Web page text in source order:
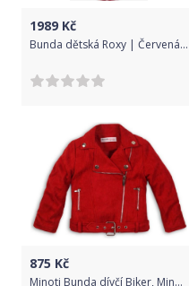
1989 Kč
Bunda dětská Roxy | Červená | Dívčí | 14/XL
875 Kč
Minoti Bunda dívčí Biker, Minoti, REBEL 11, červená - 122/128